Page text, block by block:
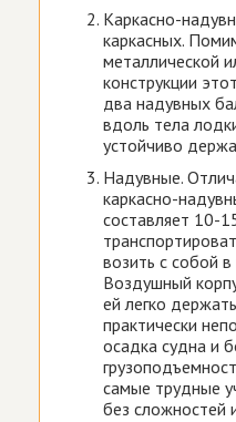
Каркасно-
каркасных.
металлической
конструкции
два надувных
вдоль тела
устойчиво
Надувные.
каркасно-
составляет 10-
возить с собой
Воздушный
ей легко
практически
осадка судна и
самые трудные
без сложностей